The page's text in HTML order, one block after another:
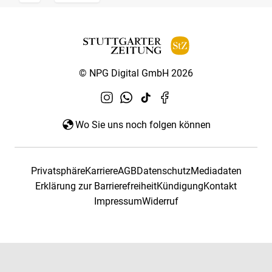
© NPG Digital GmbH 2026
Wo Sie uns noch folgen können
PrivatsphäreKarriereAGBDatenschutzMediadaten
Erklärung zur BarrierefreiheitKündigungKontakt
ImpressumWiderruf